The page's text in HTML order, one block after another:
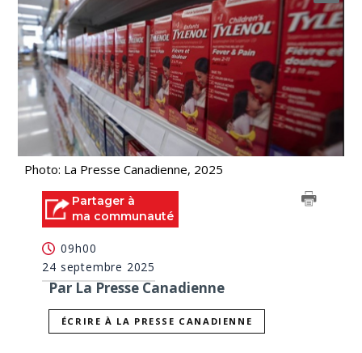
Photo: La Presse Canadienne, 2025
Partager à
ma communauté
09h00
24 septembre 2025
Par La Presse Canadienne
ÉCRIRE À LA PRESSE CANADIENNE